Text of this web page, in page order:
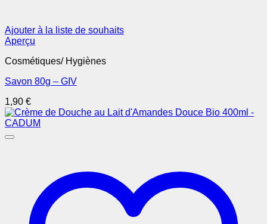
Ajouter à la liste de souhaits
Aperçu
Cosmétiques/ Hygiènes
Savon 80g – GIV
1,90 €